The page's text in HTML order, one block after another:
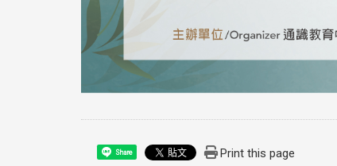
Share Print this page